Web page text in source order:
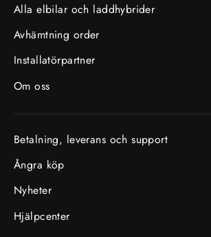
Alla elbilar och laddhybrider
Avhämtning order
Installatörpartner
Om oss
Betalning, leverans och support
Ångra köp
Nyheter
Hjälpcenter